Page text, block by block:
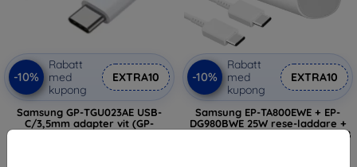
-10%
Rabatt
med
kupong
EXTRA10
Samsung GP-TGU023AE USB-
C/3,5mm adapter vit (GP-
-10%
Rabatt
med
kupong
EXTRA10
Samsung EP-TA800EWE + EP-
DG980BWE 25W rese-laddare +
USB-C/USB-C datakabel vit (OOB